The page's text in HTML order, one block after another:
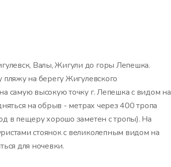
Валы, Жигули до горы Лепешка.
на берегу Жигулевского
самую высокую точку г. Лепешка с видом на
на обрыв - метрах через 400 тропа
в пещеру хорошо заметен с тропы). На
стоянок с великолепным видом на
для ночевки.